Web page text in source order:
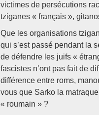
victimes de persécutions
tziganes « français »,
Que les organisations
qui s’est passé pendant la
de défendre les juifs «
fascistes n’ont pas fait de
différence entre roms,
vous que Sarko la
« roumain » ?